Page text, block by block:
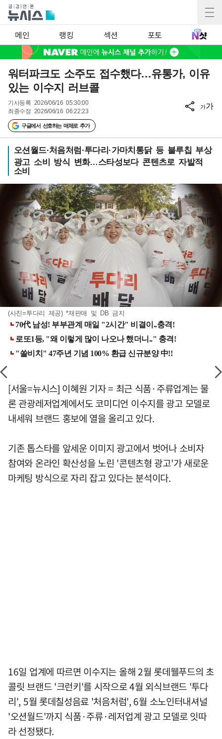
메인 랭킹 섹션 포토
워터파크도 소주도 접수했다…유통가, 이유
있는 이수지 러브콜
기사등록 2026/06/16 05:30:00
최종수정 2026/06/16 06:22:23
구글에서 선호하는 매체로 추가
가가
오션월드·처음처럼·투다리·가마치통닭 등 블루칩 부상
광고 소비 방식 변화…스타성보다 콘텐츠로 자발적
소비
(사진=투다리 제공) *재판매 및 DB 금지
[서울=뉴시스] 이혜원 기자 = 최근 식품·주류업계는 물
론 관광레저업계에서도 코미디언 이수지를 광고 모델로
내세워 브랜드 홍보에 열을 올리고 있다.
기존 톱스타를 앞세운 이미지 광고에서 벗어나 소비자
참여와 온라인 확산성을 노린 '콘텐츠형 광고'가 새로운
마케팅 방식으로 자리 잡고 있다는 분석이다.
16일 업계에 따르면 이수지는 올해 2월 롯데웰푸드의 초
콜릿 브랜드 '크런키'를 시작으로 4월 외식브랜드 '투다
리', 5월 롯데칠성음료 '처음처럼', 6월 소노인터내셔널
'오션월드'까지 식품·주류·레저업계 광고 모델로 잇따
라 선정됐다.